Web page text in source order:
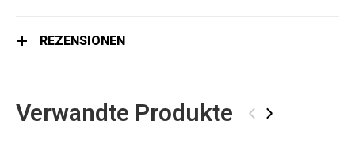
REZENSIONEN
Verwandte Produkte ‹ ›